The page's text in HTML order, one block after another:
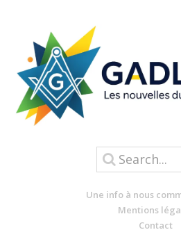
Une info à nous
Mentions
Contact